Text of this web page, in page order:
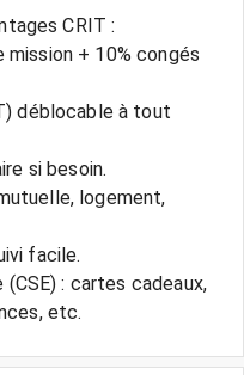
CRIT :
mission + 10% congés
déblocable à tout
si besoin.
logement,
facile.
: cartes cadeaux,